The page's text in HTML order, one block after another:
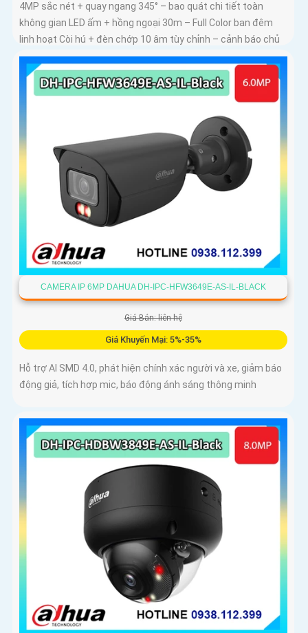
4MP sắc nét + quay ngang 345° – bao quát chi tiết toàn
không gian LED ấm + hồng ngoại 30m – Full Color ban đêm
linh hoạt Còi hú + đèn chớp 10 âm tùy chỉnh – cảnh báo chủ
động tức thì
CAMERA IP 6MP DAHUA DH-IPC-HFW3649E-AS-IL-BLACK
Giá Bán: liên hệ
Giá Khuyến Mại: 5%-35%
Hỗ trợ AI SMD 4.0, phát hiện chính xác người và xe, giảm báo
động giả, tích hợp mic, báo động ánh sáng thông minh